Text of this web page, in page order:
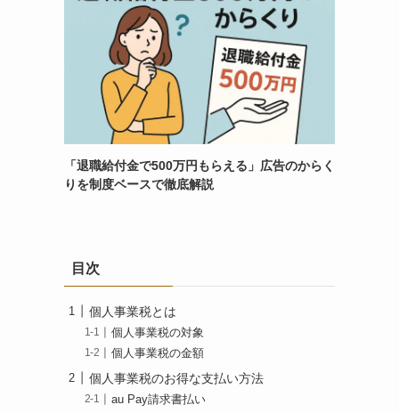
「退職給付金で500万円もらえる」広告のからく
りを制度ベースで徹底解説
目次
個人事業税とは
個人事業税の対象
個人事業税の金額
個人事業税のお得な支払い方法
au Pay請求書払い